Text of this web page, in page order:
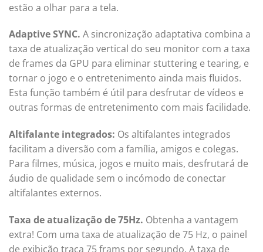
estão a olhar para a tela.
Adaptive SYNC. A sincronização adaptativa combina a
taxa de atualização vertical do seu monitor com a taxa
de frames da GPU para eliminar stuttering e tearing, e
tornar o jogo e o entretenimento ainda mais fluidos.
Esta função também é útil para desfrutar de vídeos e
outras formas de entretenimento com mais facilidade.
Altifalante integrados: Os altifalantes integrados
facilitam a diversão com a família, amigos e colegas.
Para filmes, música, jogos e muito mais, desfrutará de
áudio de qualidade sem o incómodo de conectar
altifalantes externos.
Taxa de atualização de 75Hz. Obtenha a vantagem
extra! Com uma taxa de atualização de 75 Hz, o painel
de exibição traça 75 frams por segundo. A taxa de